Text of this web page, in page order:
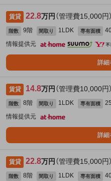
賃貸 22.8万円 （管理費15,000円）
階数 9階 間取り 1LDK 専有面積
情報提供元
詳細
賃貸 14.8万円 （管理費10,000円）
階数 8階 間取り 1LDK 専有面積
情報提供元
詳細
賃貸 22.8万円 （管理費15,000円）
階数 8階 間取り 1LDK 専有面積